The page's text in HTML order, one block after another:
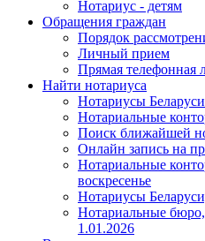
Нотариус - детям
Обращения граждан
Порядок
Личный прием
Прямая телефонная
Найти нотариуса
Нотариусы Беларуси
Нотариальные
Поиск ближайшей
Онлайн запись на
Нотариальные
воскресенье
Нотариусы
Нотариальные
1.01.2026